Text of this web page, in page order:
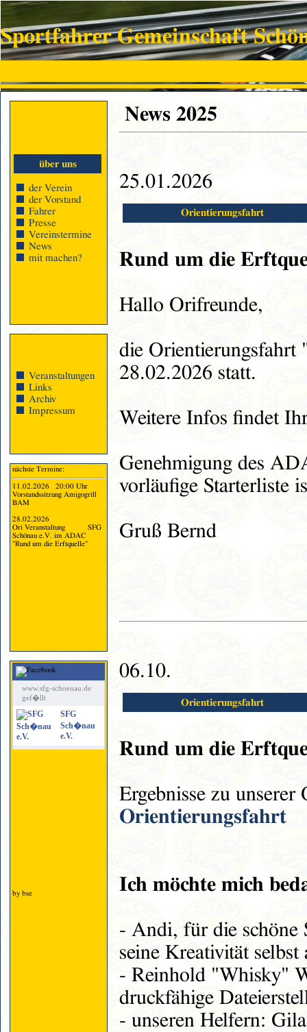
Sportfahrer Gemeinschaft
über uns
der Verein
der Vorstand
Fahrer
Presse
Vereinstermine
News
mit machen?
News 2025
25.01.2026
Orientierungsfahrt
Rund um die
Hallo Orifreunde,
die
28.02.2026 statt.
Weitere Infos findet
Genehmigung des
vorläufige Starterliste
Gruß Bernd
06.10.
Orientierungsfahrt
Rund um die
Ergebnisse zu
Orientierungsfahrt
Ich möchte mich
- Andi, für die schöne
seine Kreativität selbst
- Reinhold "Whisky"
druckfähige
- unseren Helfern:
Veranstaltungen
Links
Archiv
Impressum
nächste Termine:
11.02.2026 20:00 Uhr
Vorstandssitzung Amigogrill
BAM
28.02.2026
Ori Veranstaltung SFG
Schönau e.V. im ADAC
"Rund um die Erftquelle"
www.sfg-schoenau.de
gef�llt
SFG
Sch�nau
e.V.
by bse